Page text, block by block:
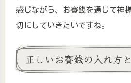
感じながら、お賽銭を通じて神
切にしていきたいですね。
正しいお賽銭の入れ方